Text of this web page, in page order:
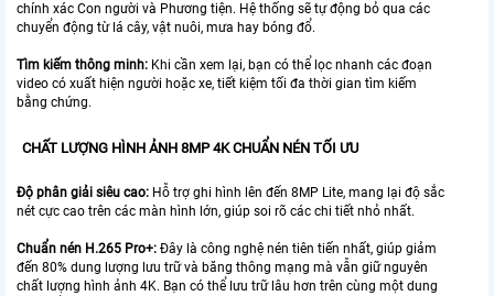
chính xác Con người và Phương tiện. Hệ thống sẽ tự động bỏ qua các
chuyển động từ lá cây, vật nuôi, mưa hay bóng đổ.
Tìm kiếm thông minh: Khi cần xem lại, bạn có thể lọc nhanh các đoạn
video có xuất hiện người hoặc xe, tiết kiệm tối đa thời gian tìm kiếm
bằng chứng.
CHẤT LƯỢNG HÌNH ẢNH 8MP 4K CHUẨN NÉN TỐI ƯU
Độ phân giải siêu cao: Hỗ trợ ghi hình lên đến 8MP Lite, mang lại độ sắc
nét cực cao trên các màn hình lớn, giúp soi rõ các chi tiết nhỏ nhất.
Chuẩn nén H.265 Pro+: Đây là công nghệ nén tiên tiến nhất, giúp giảm
đến 80% dung lượng lưu trữ và băng thông mạng mà vẫn giữ nguyên
chất lượng hình ảnh 4K. Bạn có thể lưu trữ lâu hơn trên cùng một dung